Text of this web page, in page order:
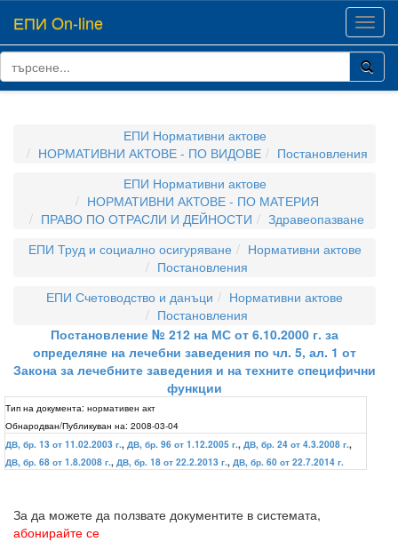
ЕПИ On-line
ЕПИ Нормативни актове
НОРМАТИВНИ АКТОВЕ - ПО ВИДОВЕ
Постановления
ЕПИ Нормативни актове
НОРМАТИВНИ АКТОВЕ - ПО МАТЕРИЯ
ПРАВО ПО ОТРАСЛИ И ДЕЙНОСТИ
Здравеопазване
ЕПИ Труд и социално осигуряване
Нормативни актове
Постановления
ЕПИ Счетоводство и данъци
Нормативни актове
Постановления
Постановление № 212 на МС от 6.10.2000 г. за
определяне на лечебни заведения по чл. 5, ал. 1 от
Закона за лечебните заведения и на техните специфични
функции
Тип на документа: нормативен акт
Обнародван/Публикуван на: 2008-03-04
ДВ, бр. 13 от 11.02.2003 г., ДВ, бр. 96 от 1.12.2005 г., ДВ, бр. 24 от 4.3.2008 г.,
ДВ, бр. 68 от 1.8.2008 г., ДВ, бр. 18 от 22.2.2013 г., ДВ, бр. 60 от 22.7.2014 г.
За да можете да ползвате документите в системата,
абонирайте се